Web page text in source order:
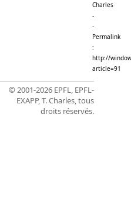
Charles
-
-
Permalink
:
http://
article=91
© 2001-2026 EPFL, EPFL-
EXAPP, T. Charles, tous
droits réservés.